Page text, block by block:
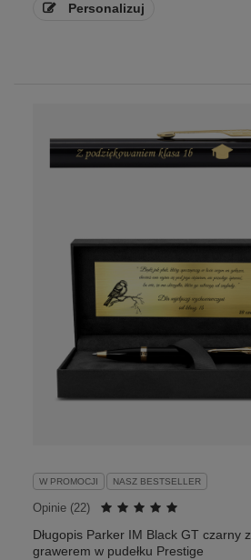
Personalizuj
W PROMOCJI NASZ BESTSELLER
Opinie (22)
Długopis Parker IM Black GT czarny z
grawerem w pudełku Prestige